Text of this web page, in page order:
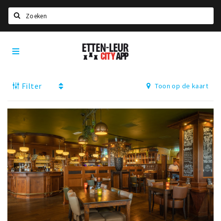
Home
Deals
Nieuws, interviews & blogs
Eten
Drinken
Slapen
Recreatief
Winkels
Etten-
Leur
Filter
Toon op de kaart